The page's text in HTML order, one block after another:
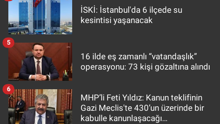
İSKİ: İstanbul'da 6 ilçede su
kesintisi yaşanacak
16 ilde eş zamanlı “vatandaşlık”
operasyonu: 73 kişi gözaltına alındı
5
MHP’li Feti Yıldız: Kanun teklifinin
Gazi Meclis'te 430’un üzerinde bir
kabulle kanunlaşacağı
6